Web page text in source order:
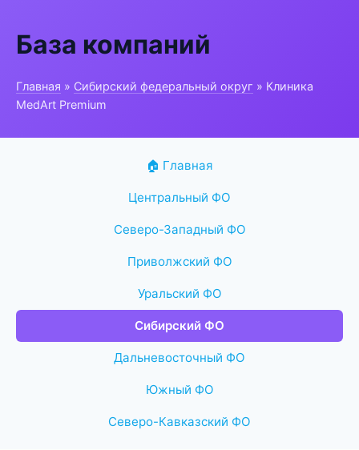
База компаний
Главная » Сибирский федеральный округ » Клиника
MedArt Premium
🏠 Главная
Центральный ФО
Северо-Западный ФО
Приволжский ФО
Уральский ФО
Сибирский ФО
Дальневосточный ФО
Южный ФО
Северо-Кавказский ФО